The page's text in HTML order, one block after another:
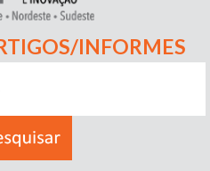
INFORMES